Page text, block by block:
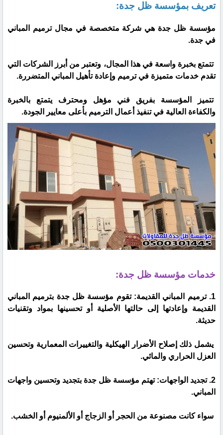
تعريف بمؤسسة ظل جدة:
مؤسسة ظل جدة هي شركة متخصصة في مجال ترميم المباني
في جدة.
تتمتع بخبرة واسعة في هذا المجال، وتعتبر من أبرز الشركات التي
تقدم خدمات متميزة في ترميم وإعادة تأهيل المباني المتضررة.
تتميز المؤسسة بفريق فني مؤهل ومحترف يتمتع بالخبرة
والكفاءة العالية في تنفيذ أعمال الترميم بأعلى معايير الجودة.
خدمات مؤسسة ظل جدة:
1. ترميم المباني القديمة: تقوم مؤسسة ظل جدة بترميم المباني
القديمة وإعادتها إلى حالتها الأصلية أو تحسينها بمواد وتقنيات
حديثة.
يشمل ذلك إصلاح الأضرار الهيكلية والتغييرات المعمارية وتحسين
العزل الحراري والمائي.
2. تجديد الواجهات: تهتم مؤسسة ظل جدة بتجديد وتحسين واجهات
المباني.
سواء كانت مصنوعة من الحجر أو الزجاج أو الألمنيوم أو الخشب.